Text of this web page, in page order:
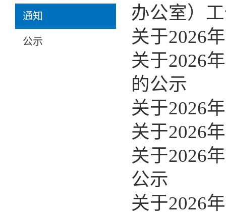
通知
公示
办公室）
关于2026
关于2026
的公示
关于2026
关于2026
关于2026
公示
关于2026